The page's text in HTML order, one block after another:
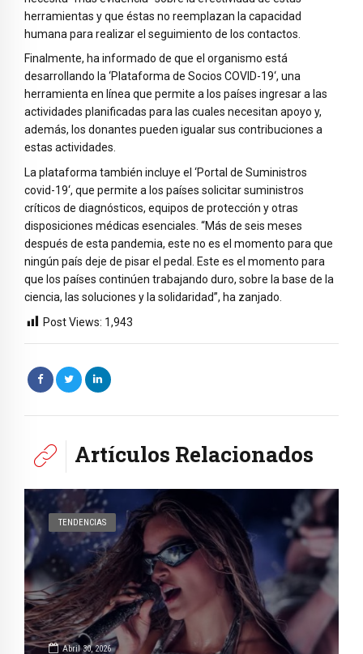
herramientas y que éstas no reemplazan la capacidad
humana para realizar el seguimiento de los contactos.
Finalmente, ha informado de que el organismo está
desarrollando la ‘Plataforma de Socios COVID-19‘, una
herramienta en línea que permite a los países ingresar a las
actividades planificadas para las cuales necesitan apoyo y,
además, los donantes pueden igualar sus contribuciones a
estas actividades.
La plataforma también incluye el ‘Portal de Suministros
covid-19‘, que permite a los países solicitar suministros
críticos de diagnósticos, equipos de protección y otras
disposiciones médicas esenciales. “Más de seis meses
después de esta pandemia, este no es el momento para que
ningún país deje de pisar el pedal. Este es el momento para
que los países continúen trabajando duro, sobre la base de la
ciencia, las soluciones y la solidaridad”, ha zanjado.
Post Views: 1,943
Artículos Relacionados
TENDENCIAS
Abril 30, 2026